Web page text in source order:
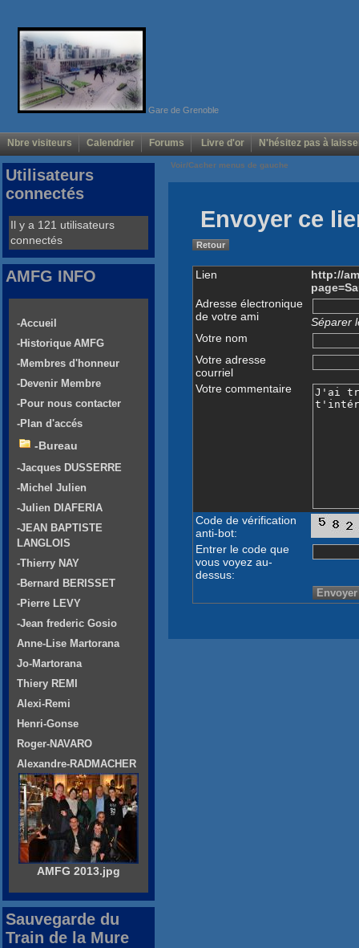
Gare de Grenoble
Nbre visiteurs Calendrier Forums Livre d'or N'hésitez pas à
Voir/Cacher menus de gauche
Envoyer ce
Retour
Lien
http://
Adresse électronique
de votre ami
Séparer
Votre nom
Votre adresse
courriel
Votre commentaire
Code de vérification
anti-bot:
Entrer le code que
vous voyez au-
dessus:
Utilisateurs
connectés
Il y a 121 utilisateurs
connectés
AMFG INFO
-Accueil
-Historique AMFG
-Membres d'honneur
-Devenir Membre
-Pour nous contacter
-Plan d'accés
-Bureau
-Jacques DUSSERRE
-Michel Julien
-Julien DIAFERIA
-JEAN BAPTISTE
LANGLOIS
-Thierry NAY
-Bernard BERISSET
-Pierre LEVY
-Jean frederic Gosio
Anne-Lise Martorana
Jo-Martorana
Thiery REMI
Alexi-Remi
Henri-Gonse
Roger-NAVARO
Alexandre-RADMACHER
AMFG 2013.jpg
Sauvegarde du
Train de la Mure